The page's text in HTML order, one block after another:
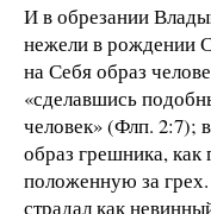
И в обрезании
нежели в рождении
на Себя образ
«сделавшись
человек» (Флп. 2:7);
образ грешника, как
положенную за
страдал как